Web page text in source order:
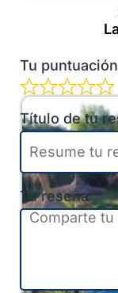
Tu
Título de tu
Tu reseña